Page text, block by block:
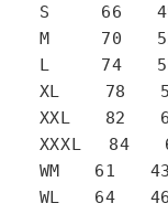
S 66
M 70
L 74
XL 78
XXL 82
XXXL 84
WM 61
WL 64